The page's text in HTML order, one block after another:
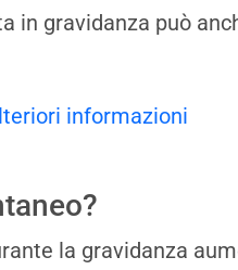
in gravidanza può
informazioni
la gravidanza